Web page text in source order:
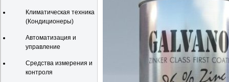
Климатическая техника
(Кондиционеры)
Автоматизация и
управление
Средства измерения и
контроля